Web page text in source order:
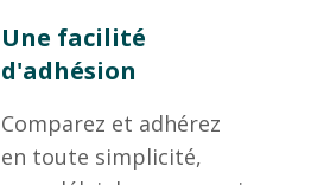
Une facilité
d'adhésion
Comparez et adhérez
en toute simplicité,